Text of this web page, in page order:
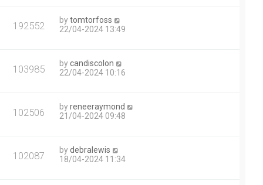
192552 bytomtorfoss
22/04-2024 13:49
103985 bycandiscolon
22/04-2024 10:16
102506 byreneeraymond
21/04-2024 09:48
102087 bydebralewis
18/04-2024 11:34